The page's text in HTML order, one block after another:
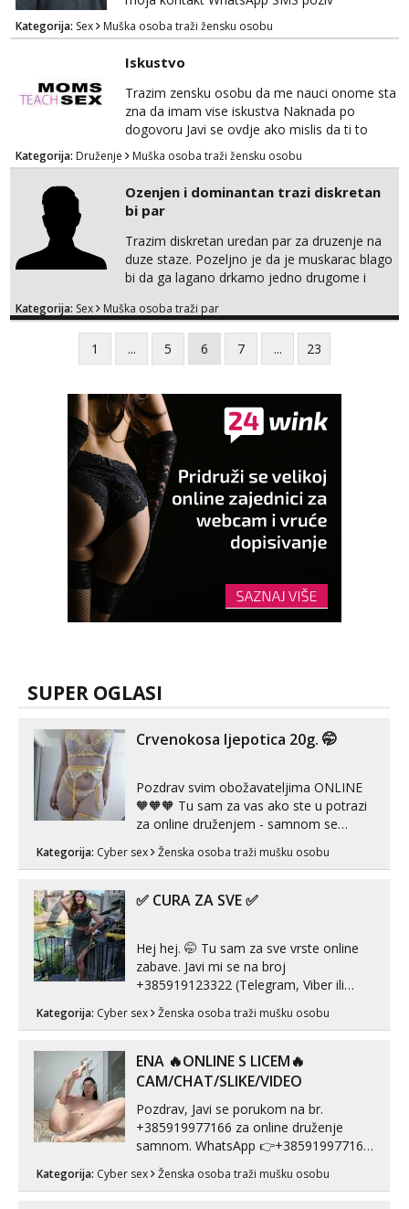
Kategorija: Sex Muška osoba traži žensku osobu
Iskustvo
Trazim zensku osobu da me nauci onome sta
zna da imam vise iskustva Naknada po
dogovoru Javi se ovdje ako mislis da ti to
mozes
Kategorija: Druženje Muška osoba traži žensku osobu
Ozenjen i dominantan trazi diskretan
bi par
Trazim diskretan uredan par za druzenje na
duze staze. Pozeljno je da je muskarac blago
bi da ga lagano drkamo jedno drugome i
iskustva sa cuckold i volio bih upoznati bracni
par u HR koji bi zelio probati ili masta o tako
necemu. Ja sam nepusac, cist, uredan i
diskretan. 195 100 44 godine Strogo okolica
Kategorija: Sex Muška osoba traži par
1 ... 5 6 7 ... 23
SUPER OGLASI
Crvenokosa ljepotica 20g. 🤭
Pozdrav svim obožavateljima ONLINE
🧡🧡🧡 Tu sam za vas ako ste u potrazi
za online druženjem - samnom se
možete zabaviti preko videopoziva, ili
ako vam nisam dovoljna radim i u paru i
😉 Radim i vruća tipkanja uz slike i hot
Kategorija: Cyber sex Ženska osoba traži mušku osobu
✅ CURA ZA SVE ✅
Hej hej. 🤭 Tu sam za sve vrste online
zabave. Javi mi se na broj
+385919123322 (Telegram, Viber ili
Whatsapp). 🤙 NE javljaj se na uzivo.
Hvala.
Kategorija: Cyber sex Ženska osoba traži mušku osobu
ENA 🔥ONLINE S LICEM🔥
CAM/CHAT/SLIKE/VIDEO
Pozdrav, Javi se porukom na br.
+385919977166 za online druženje
samnom. WhatsApp 👉+385919977166
Telegram 👉@enafriedrichkis Radim
videopozive s licem, solo i s partnerom,
Kategorija: Cyber sex Ženska osoba traži mušku osobu